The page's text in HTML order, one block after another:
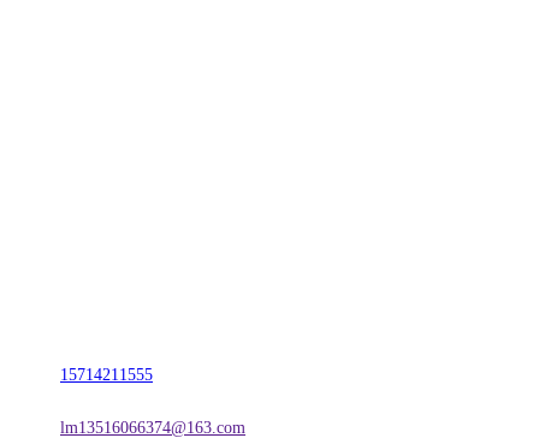
15714211555
lm13516066374@163.com